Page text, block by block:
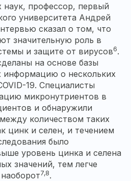
профессор, первый
университета Андрей
сказал о том, что
значительную роль в
и защите от вирусов6.
на основе базы
о нескольких
19. Специалисты
микронутриентов в
и обнаружили
количеством таких
цинк и селен, и течением
было
уровень цинка и селена
значений, тем легче
7,8.